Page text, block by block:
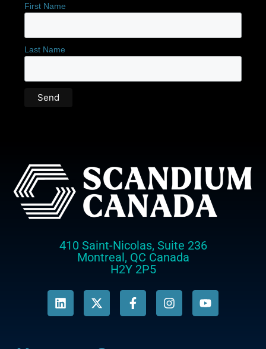
First Name
Last Name
410 Saint-Nicolas, Suite 236
Montreal, QC Canada
H2Y 2P5